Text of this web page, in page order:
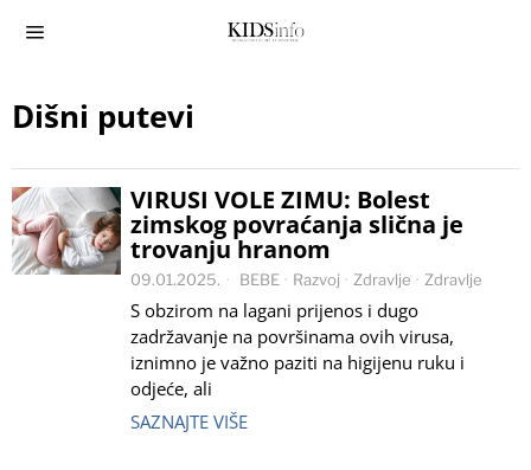
Dišni putevi
VIRUSI VOLE ZIMU: Bolest
zimskog povraćanja slična je
trovanju hranom
09.01.2025. BEBE · Razvoj · Zdravlje · Zdravlje
S obzirom na lagani prijenos i dugo
zadržavanje na površinama ovih virusa,
iznimno je važno paziti na higijenu ruku i
odjeće, ali
SAZNAJTE VIŠE